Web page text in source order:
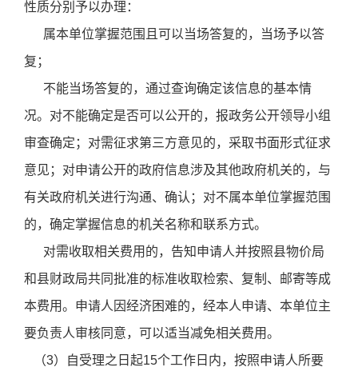
性质分别予以办理：
属本单位掌握范围且可以当场答复的，当场予以答
复；
不能当场答复的，通过查询确定该信息的基本情
况。对不能确定是否可以公开的，报政务公开领导小组
审查确定；对需征求第三方意见的，采取书面形式征求
意见；对申请公开的政府信息涉及其他政府机关的，与
有关政府机关进行沟通、确认；对不属本单位掌握范围
的，确定掌握信息的机关名称和联系方式。
对需收取相关费用的，告知申请人并按照县物价局
和县财政局共同批准的标准收取检索、复制、邮寄等成
本费用。申请人因经济困难的，经本人申请、本单位主
要负责人审核同意，可以适当减免相关费用。
（3）自受理之日起15个工作日内，按照申请人所要